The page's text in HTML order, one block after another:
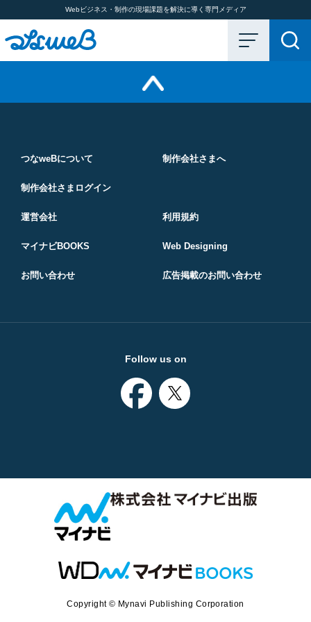
Webビジネス・制作の現場課題を解決に導く専門メディア
つなweBについて 制作会社さまへ
制作会社さまログイン
運営会社 利用規約
マイナビBOOKS Web Designing
お問い合わせ 広告掲載のお問い合わせ
Follow us on
Copyright © Mynavi Publishing Corporation